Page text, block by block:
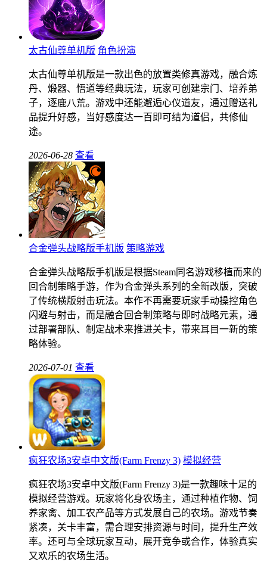
太古仙尊单机版 角色扮演
太古仙尊单机版是一款出色的放置类修真游戏，融合炼
丹、煅器、悟道等经典玩法，玩家可创建宗门、培养弟
子，逐鹿八荒。游戏中还能邂逅心仪道友，通过赠送礼
品提升好感，当好感度达一百即可结为道侣，共修仙
途。
2026-06-28 查看
合金弹头战略版手机版 策略游戏
合金弹头战略版手机版是根据Steam同名游戏移植而来的
回合制策略手游，作为合金弹头系列的全新改版，突破
了传统横版射击玩法。本作不再需要玩家手动操控角色
闪避与射击，而是融合回合制策略与即时战略元素，通
过部署部队、制定战术来推进关卡，带来耳目一新的策
略体验。
2026-07-01 查看
疯狂农场3安卓中文版(Farm Frenzy 3) 模拟经营
疯狂农场3安卓中文版(Farm Frenzy 3)是一款趣味十足的
模拟经营游戏。玩家将化身农场主，通过种植作物、饲
养家禽、加工农产品等方式发展自己的农场。游戏节奏
紧凑，关卡丰富，需合理安排资源与时间，提升生产效
率。还可与全球玩家互动，展开竞争或合作，体验真实
又欢乐的农场生活。